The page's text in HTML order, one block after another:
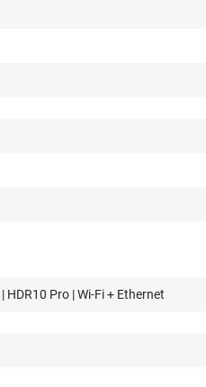
Pro | Wi-Fi + Ethernet